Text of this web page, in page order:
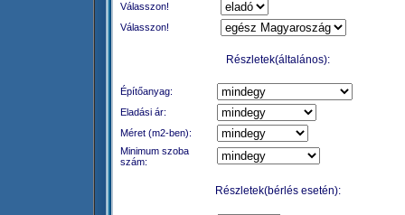
Válasszon!
Válasszon!
Részletek(általános):
Építőanyag:
Eladási ár:
Méret (m2-ben):
Minimum szoba
szám:
Részletek(bérlés esetén):